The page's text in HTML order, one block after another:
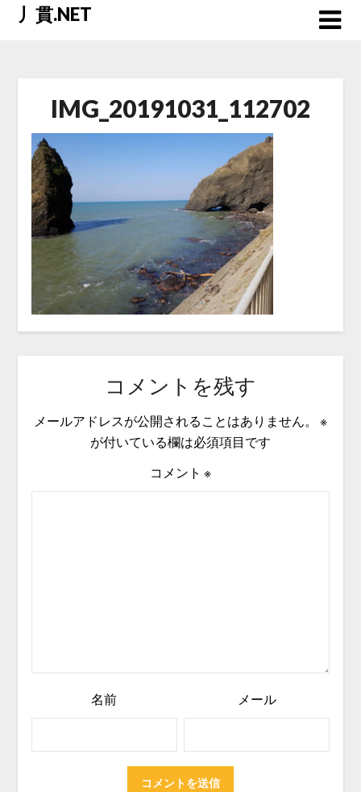
Skip丿貫.NET
IMG_20191031_112702
コメントを残す
メールアドレスが公開されることはありません。
※
が付いている欄は必須項目です
コメント ※
名前 メール